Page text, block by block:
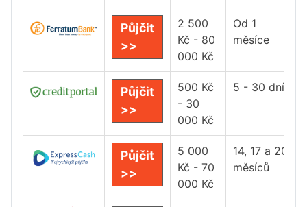
Půjčit
>>
2 500
Kč - 80
000 Kč
Od 1
měsíce
Půjčit
>>
500 Kč
- 30
000 Kč
5 - 30 dní
Půjčit
>>
5 000
Kč - 70
000 Kč
14, 17 a 20
měsíců